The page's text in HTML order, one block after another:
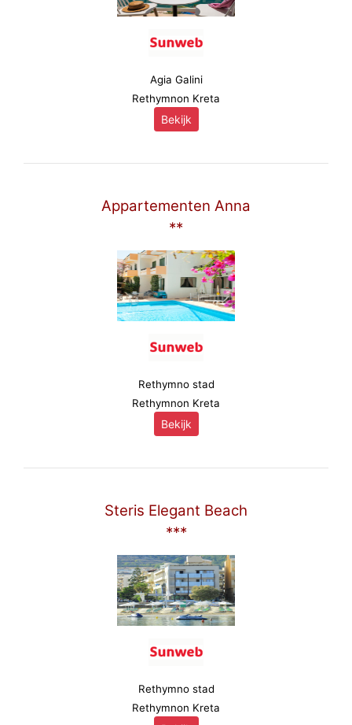
Agia Galini
Rethymnon Kreta
Bekijk
Appartementen Anna
**
Rethymno stad
Rethymnon Kreta
Bekijk
Steris Elegant Beach
***
Rethymno stad
Rethymnon Kreta